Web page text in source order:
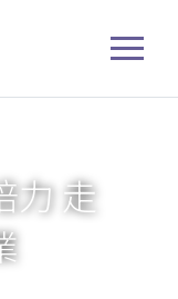
力 走